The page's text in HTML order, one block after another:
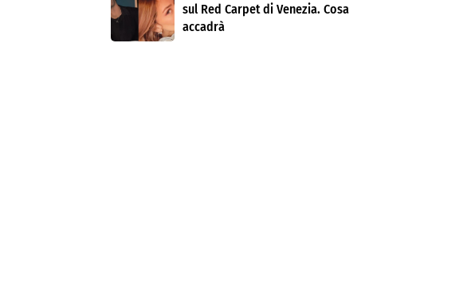
sul Red Carpet di Venezia. Cosa
accadrà